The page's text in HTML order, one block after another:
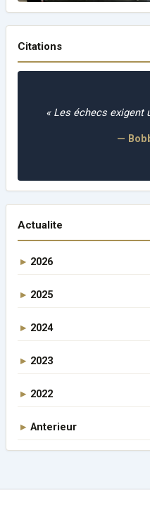
Citations
quelque chose à faire ;
faire quand il
Actualite
2026
2025
2024
2023
2022
Anterieur